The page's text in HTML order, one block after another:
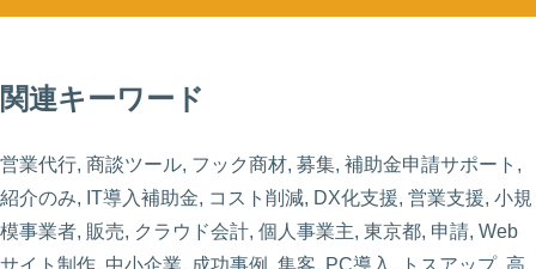
関連キーワード
営業代行, 商談ツール, フック商材, 募集, 補助金申請サポート,
紹介のみ, IT導入補助金, コスト削減, DX化支援, 営業支援, 小規
模事業者, 販売, クラウド会計, 個人事業主, 東京都, 申請, Web
サイト制作, 中小企業, 成功事例, 集客, PC導入, トスアップ, 高